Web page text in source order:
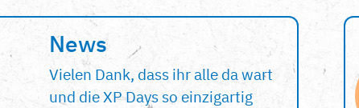
News
Vielen Dank, dass ihr alle da wart
und die XP Days so einzigartig